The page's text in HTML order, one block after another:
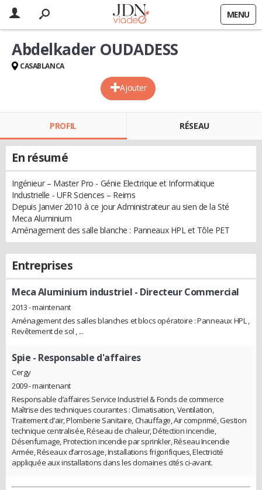
MENU
Ajouter
Abdelkader OUDADESS
CASABLANCA
PROFIL RÉSEAU
En résumé
Ingénieur – Master Pro - Génie Electrique et Informatique
Industrielle - UFR Sciences – Reims
Depuis Janvier 2010 à ce jour Administrateur au sien de la Sté
Meca Aluminium
Aménagement des salle blanche : Panneaux HPL et Tôle PET
Entreprises
Meca Aluminium industriel - Directeur Commercial
2013 - maintenant
Aménagement des salles blanches et blocs opératoire : Panneaux HPL ,
Revêtement de sol , ...
Spie - Responsable d'affaires
Cergy
2009 - maintenant
Responsable d’affaires Service Industriel & Fonds de commerce
Maîtrise des techniques courantes : Climatisation, Ventilation,
Traitement d’air, Plomberie Sanitaire, Chauffage, Air comprimé, Gestion
technique centralisée, Réseau de chaleur, Détection incendie,
Désenfumage, Protection incendie par sprinkler, Réseau Incendie
Armée, Réseaux d’arrosage, Installations frigorifiques, Electricité
appliquée aux installations dans les domaines cités ci-avant.